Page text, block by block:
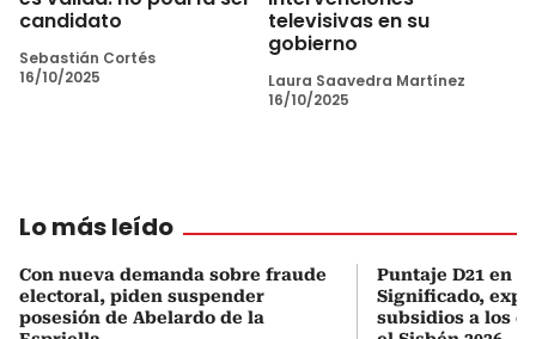
candidato
Sebastián Cortés
16/10/2025
televisivas en su
gobierno
Laura Saavedra Martínez
16/10/2025
Lo más leído
Con nueva demanda sobre fraude
electoral, piden suspender
posesión de Abelardo de la
Puntaje D21 en
Significado,
subsidios a los